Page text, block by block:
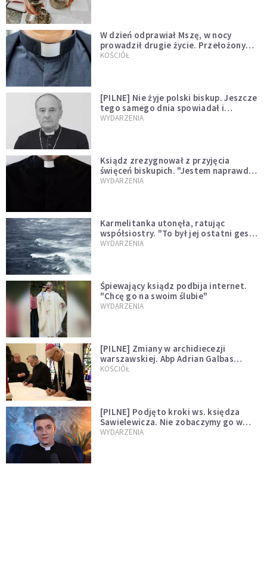
W dzień odprawiał Mszę, w nocy
prowadził drugie życie. Przełożony
kazał mu opuścić zakon
KOŚCIÓŁ
[PILNE] Nie żyje polski biskup. Jeszcze
tego samego dnia spowiadał i
sprawował Mszę świętą
WYDARZENIA
Ksiądz zrezygnował z przyjęcia
święceń biskupich. "Jestem naprawdę
niegodny"
WYDARZENIA
Karmelitanka utonęła, ratując
współsiostry. "To był jej ostatni gest
miłości"
WYDARZENIA
Śpiewający ksiądz podbija internet.
"Chcę go na swoim ślubie"
WYDARZENIA
[PILNE] Zmiany w archidiecezji
warszawskiej. Abp Adrian Galbas
wręczył dekrety nowym proboszczom
KOŚCIÓŁ
[PILNE] Podjęto kroki ws. księdza
Sawielewicza. Nie zobaczymy go w
mediach
WYDARZENIA